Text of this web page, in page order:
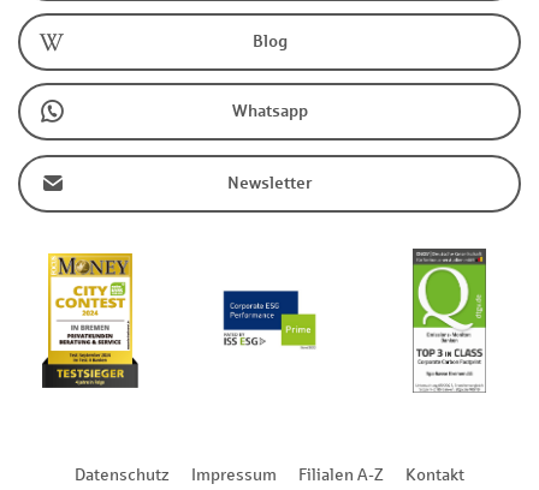
Blog
Whatsapp
Newsletter
Datenschutz Impressum Filialen A-Z Kontakt